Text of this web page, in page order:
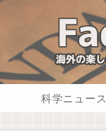
科学ニュース